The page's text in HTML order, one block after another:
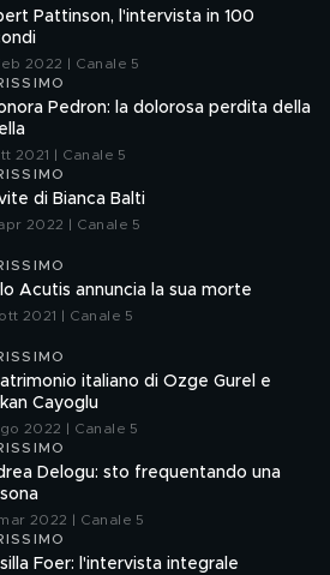
Pattinson, l'intervista in 100
2022 | Canale 5
Pedron: la dolorosa perdita della
2021 | Canale 5
di Bianca Balti
2022 | Canale 5
Acutis annuncia la sua morte
2021 | Canale 5
italiano di Ozge Gurel e
Cayoglu
2022 | Canale 5
Delogu: sto frequentando una
2022 | Canale 5
Foer: l'intervista integrale